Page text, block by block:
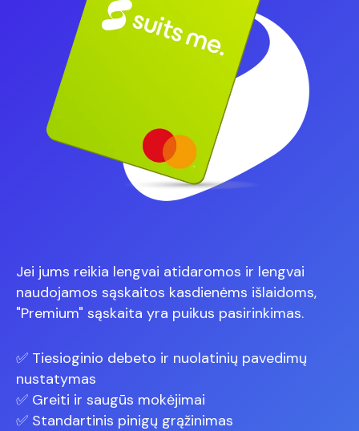
Jei jums reikia lengvai atidaromos ir lengvai
naudojamos sąskaitos kasdienėms išlaidoms,
"Premium" sąskaita yra puikus pasirinkimas.
✅ Tiesioginio debeto ir nuolatinių pavedimų
nustatymas
✅ Greiti ir saugūs mokėjimai
✅ Standartinis pinigų grąžinimas